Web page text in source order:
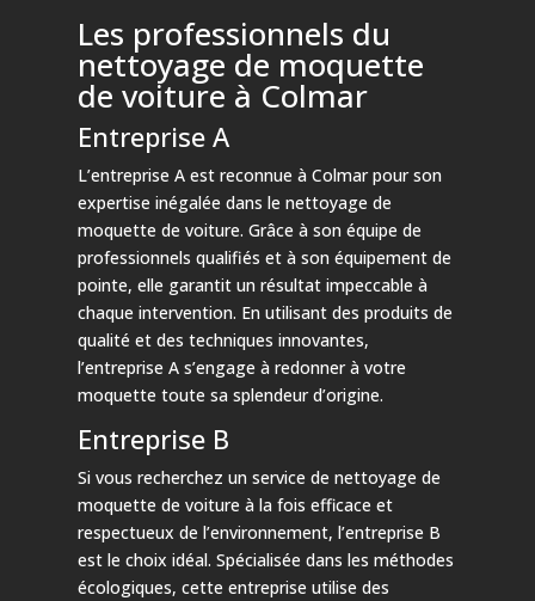
Les professionnels du
nettoyage de moquette
de voiture à Colmar
Entreprise A
L’entreprise A est reconnue à Colmar pour son
expertise inégalée dans le nettoyage de
moquette de voiture. Grâce à son équipe de
professionnels qualifiés et à son équipement de
pointe, elle garantit un résultat impeccable à
chaque intervention. En utilisant des produits de
qualité et des techniques innovantes,
l’entreprise A s’engage à redonner à votre
moquette toute sa splendeur d’origine.
Entreprise B
Si vous recherchez un service de nettoyage de
moquette de voiture à la fois efficace et
respectueux de l’environnement, l’entreprise B
est le choix idéal. Spécialisée dans les méthodes
écologiques, cette entreprise utilise des